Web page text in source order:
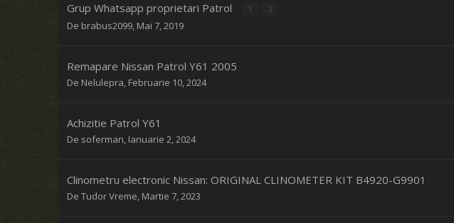
Grup Whatsapp proprietari Patrol
De brabus2099, Mai 7, 2019
Remapare Nissan Patrol Y61 2005
De Nelulepra, Februarie 10, 2024
Achizitie Patrol Y61
De soferman, Ianuarie 2, 2024
Clinometru electronic Nissan: ORIGINAL CLINOMETER KIT B4920-G9901
DeTudor Vreme, Martie 7, 2023